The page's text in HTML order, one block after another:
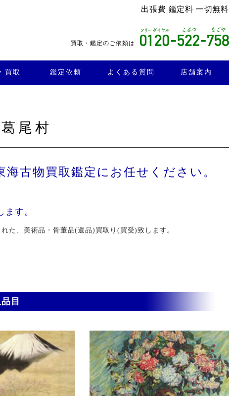
出張費 鑑定料 一切無料
買取・鑑定のご依頼は
買取 鑑定依頼 よくある質問 店舗案内
尾村
古物買取鑑定にお任せください。
す。
た、美術品・骨董品(遺品)買取り(買受)致します。
目